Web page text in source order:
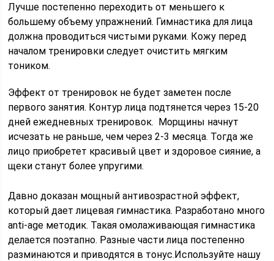
Лучше постепенно переходить от меньшего к
большему объему упражнений. Гимнастика для лица
должна проводиться чистыми руками. Кожу перед
началом тренировки следует очистить мягким
тоником.
Эффект от тренировок не будет заметен после
первого занятия. Контур лица подтянется через 15-20
дней ежедневных тренировок. Морщины начнут
исчезать не раньше, чем через 2-3 месяца. Тогда же
лицо приобретет красивый цвет и здоровое сияние, а
щеки станут более упругими.
Давно доказан мощный антивозрастной эффект,
который дает лицевая гимнастика. Разработано много
anti-age методик. Такая омолаживающая гимнастика
делается поэтапно. Разные части лица постепенно
разминаются и приводятся в тонус.Используйте нашу